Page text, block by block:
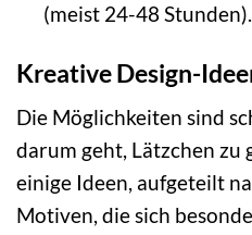
(meist 24-48 Stunden).
Kreative Design-
Die Möglichkeiten sind
darum geht, Lätzchen zu
einige Ideen, aufgeteilt
Motiven, die sich